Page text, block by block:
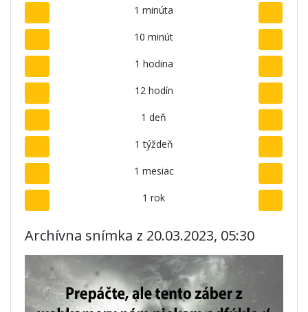
1 minúta
10 minút
1 hodina
12 hodín
1 deň
1 týždeň
1 mesiac
1 rok
Archívna snímka z 20.03.2023, 05:30